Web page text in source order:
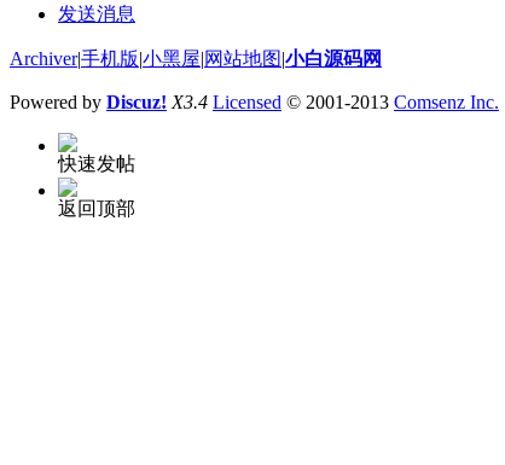
发送消息
Archiver|手机版|小黑屋|网站地图|小白源码网
Powered by Discuz! X3.4 Licensed © 2001-2013 Comsenz Inc.
快速发帖
返回顶部